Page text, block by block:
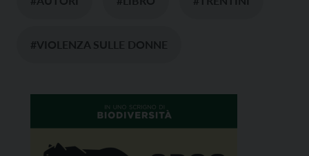
#VIOLENZA SULLE DONNE